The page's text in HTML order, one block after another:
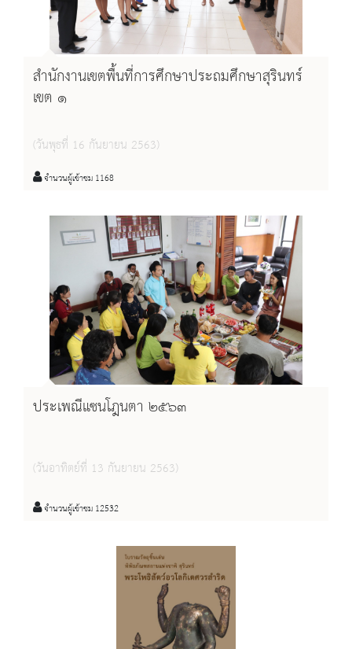
สำนักงานเขตพื้นที่การศึกษาประถมศึกษาสุรินทร์
เขต ๑
(วันพุธที่ 16 กันยายน 2563)
จำนวนผู้เข้าชม 1168
ประเพณีแซนโฎนตา ๒๕๖๓
(วันอาทิตย์ที่ 13 กันยายน 2563)
จำนวนผู้เข้าชม 12532